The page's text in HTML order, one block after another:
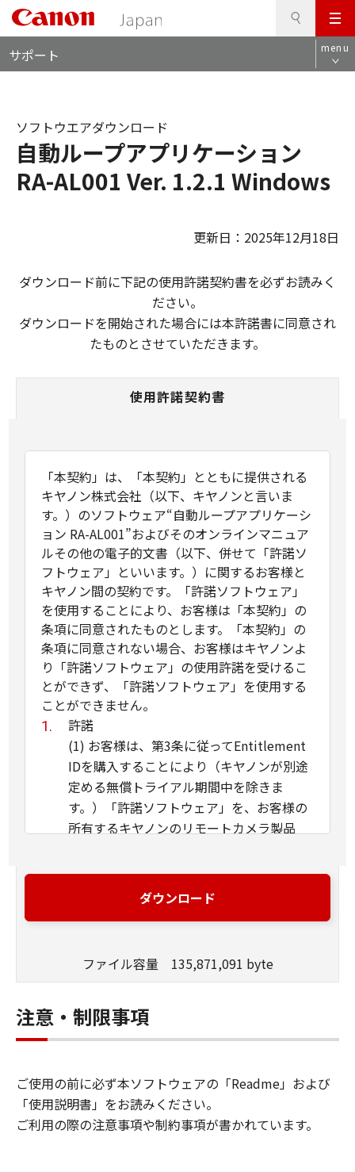
メ
ニ
ュ
サポート menu
自動ループアプリケーション
RA-AL001 Ver. 1.2.1 Windows
ソフトウエアダウンロード
更新日：2025年12月18日
ダウンロード前に下記の使用許諾契約書を必ずお読みく
ださい。
ダウンロードを開始された場合には本許諾書に同意され
たものとさせていただきます。
使用許諾契約書
「本契約」は、「本契約」とともに提供される
キヤノン株式会社（以下、キヤノンと言いま
す。）のソフトウェア“自動ループアプリケーシ
ョン RA-AL001”およびそのオンラインマニュア
ルその他の電子的文書（以下、併せて「許諾ソ
フトウェア」といいます。）に関するお客様と
キヤノン間の契約です。「許諾ソフトウェア」
を使用することにより、お客様は「本契約」の
条項に同意されたものとします。「本契約」の
条項に同意されない場合、お客様はキヤノンよ
り「許諾ソフトウェア」の使用許諾を受けるこ
とができず、「許諾ソフトウェア」を使用する
ことができません。
許諾
(1) お客様は、第3条に従ってEntitlement
IDを購入することにより（キヤノンが別途
定める無償トライアル期間中を除きま
す。）「許諾ソフトウェア」を、お客様の
所有するキヤノンのリモートカメラ製品
してインストールし、かかるリモートカメ
ラ製品において使用することができます。
(2) 上記(1)に定める場合を除き、キヤノン
わず、「本契約」によってお客様に譲渡あ
制限
(1) 「本契約」に明示的に定める場合を除
使用許諾、譲渡、販売、頒布、賃貸、リー
ス、貸与または複製することはできませ
ん。
ダウンロード
ファイル容量 135,871,091 byte
注意・制限事項
ご使用の前に必ず本ソフトウェアの「Readme」および
「使用説明書」をお読みください。
ご利用の際の注意事項や制約事項が書かれています。